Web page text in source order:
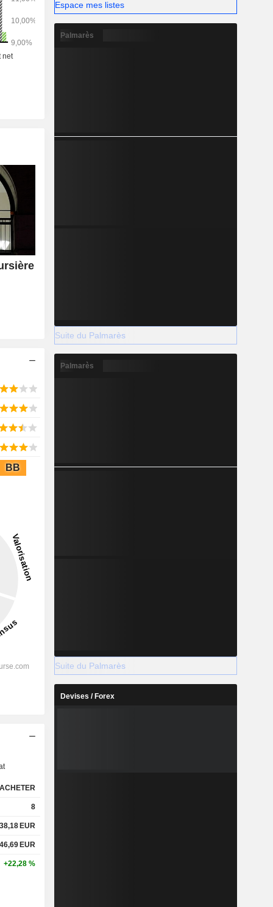
BB
ACHETER
8
38,18 EUR
46,69 EUR
+22,28 %
Espace mes listes
Palmarès
Suite du Palmarès
Palmarès
Suite du Palmarès
Devises / Forex